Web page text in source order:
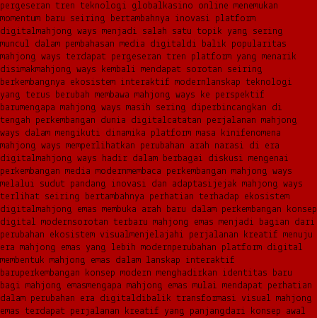
pergeseran tren teknologi globalkasino online menemukan
momentum baru seiring bertambahnya inovasi platform
digitalmahjong ways menjadi salah satu topik yang sering
muncul dalam pembahasan media digitaldi balik popularitas
mahjong ways terdapat pergeseran tren platform yang menarik
disimakmahjong ways kembali mendapat sorotan seiring
berkembangnya ekosistem interaktif modernlanskap teknologi
yang terus berubah membawa mahjong ways ke perspektif
barumengapa mahjong ways masih sering diperbincangkan di
tengah perkembangan dunia digitalcatatan perjalanan mahjong
ways dalam mengikuti dinamika platform masa kinifenomena
mahjong ways memperlihatkan perubahan arah narasi di era
digitalmahjong ways hadir dalam berbagai diskusi mengenai
perkembangan media modernmembaca perkembangan mahjong ways
melalui sudut pandang inovasi dan adaptasijejak mahjong ways
terlihat seiring bertambahnya perhatian terhadap ekosistem
digitalmahjong emas membuka arah baru dalam perkembangan konsep
digital modernsorotan terbaru mahjong emas menjadi bagian dari
perubahan ekosistem visualmenjelajahi perjalanan kreatif menuju
era mahjong emas yang lebih modernperubahan platform digital
membentuk mahjong emas dalam lanskap interaktif
baruperkembangan konsep modern menghadirkan identitas baru
bagi mahjong emasmengapa mahjong emas mulai mendapat perhatian
dalam perubahan era digitaldibalik transformasi visual mahjong
emas terdapat perjalanan kreatif yang panjangdari konsep awal